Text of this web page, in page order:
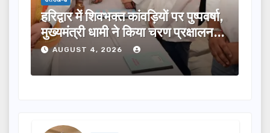
पर पुष्पवर्षा,
प्रक्षालन…
मुख्यमंत्री ने विभिन्न विकास योजनाओं
लिए ₹5 करोड़ की वित्तीय स्वीकृति दी…
AUGUST 4, 2026